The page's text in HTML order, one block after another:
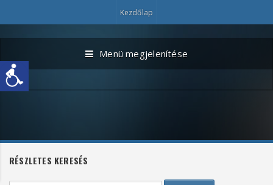
Kezdőlap
Menü megjelenítése
RÉSZLETES KERESÉS